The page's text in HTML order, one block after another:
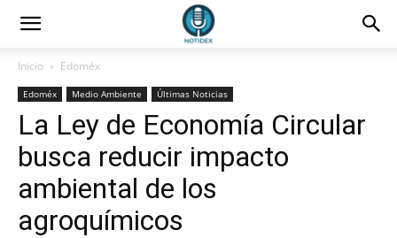
Inicio Edoméx
Edoméx Medio Ambiente Últimas Noticias
La Ley de Economía Circular
busca reducir impacto
ambiental de los
agroquímicos